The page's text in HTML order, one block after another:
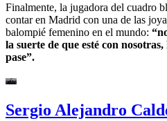
Finalmente, la jugadora del cuadro
contar en Madrid con una de las
balompié femenino en el mundo:
la suerte de que esté con
pase”.
Sergio Alejandro